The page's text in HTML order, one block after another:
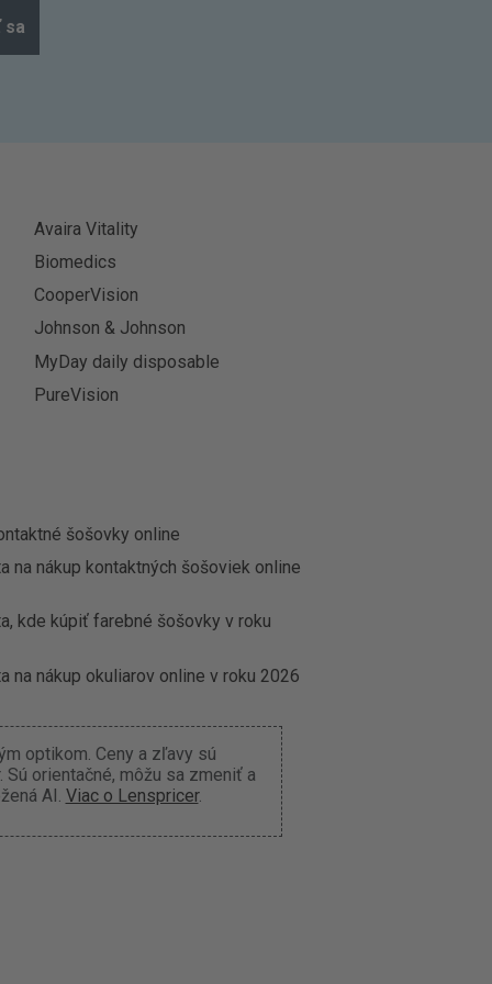
sa
Avaira Vitality
Biomedics
CooperVision
Johnson & Johnson
MyDay daily disposable
PureVision
šošovky online
na nákup kontaktných šošoviek online
kde kúpiť farebné šošovky v roku
na nákup okuliarov online v roku 2026
optikom. Ceny a zľavy sú
orientačné, môžu sa zmeniť a
AI. Viac o Lenspricer.